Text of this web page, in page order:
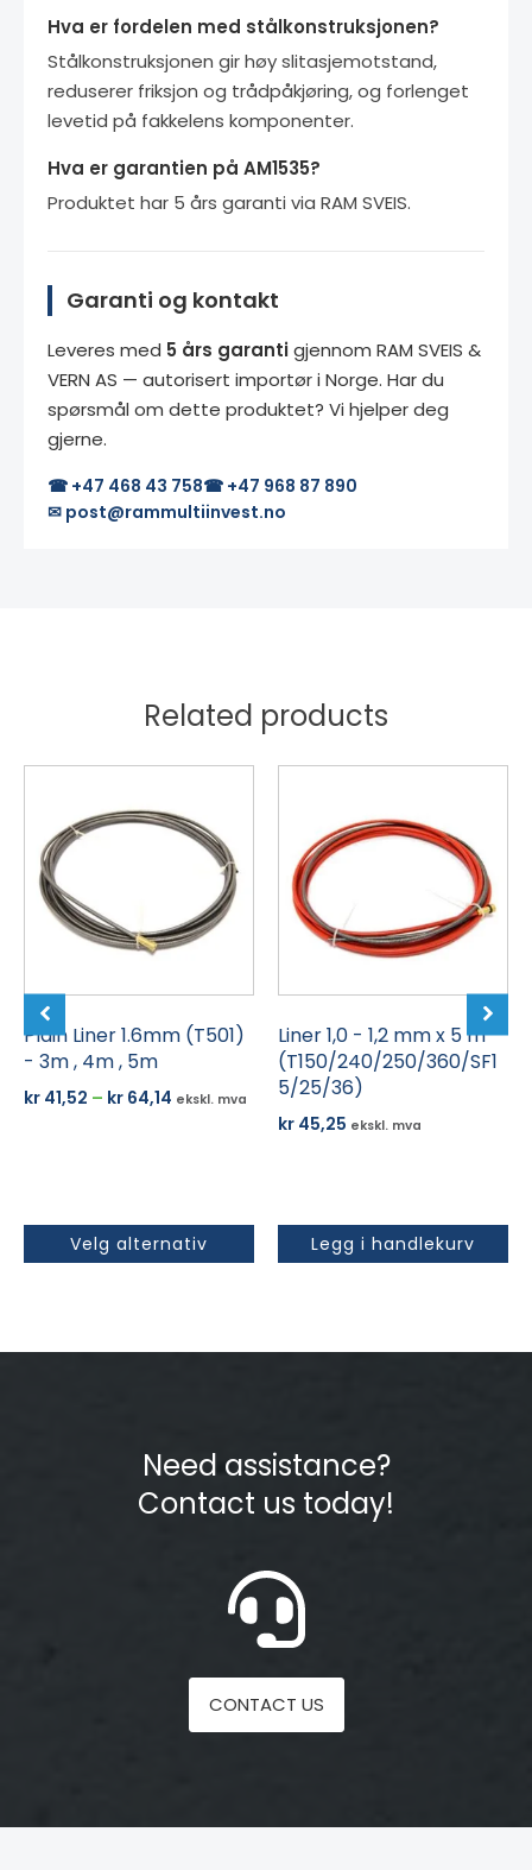
Hva er fordelen med stålkonstruksjonen?
Stålkonstruksjonen gir høy slitasjemotstand,
reduserer friksjon og trådpåkjøring, og forlenget
levetid på fakkelens komponenter.
Hva er garantien på AM1535?
Produktet har 5 års garanti via RAM SVEIS.
Garanti og kontakt
Leveres med 5 års garantigjennom RAM SVEIS &
VERN AS — autorisert importør i Norge. Har du
spørsmål om dette produktet? Vi hjelper deg
gjerne.
☎ +47 468 43 758☎ +47 968 87 890
✉ post@rammultiinvest.no
Related products
Plain Liner 1.6mm (T501)
- 3m , 4m , 5m
kr 41,52 – kr 64,14 Prisområde:
ekskl. mva
Velg alternativ
produktet
har
flere
varianter.
Alternativene
på
produktsiden
Liner 1,0 - 1,2 mm x 5 m
(T150/240/250/360/SF1
5/25/36)
kr45,25 ekskl. mva
Legg i handlekurv
Need assistance?
Contact us today!
CONTACT US